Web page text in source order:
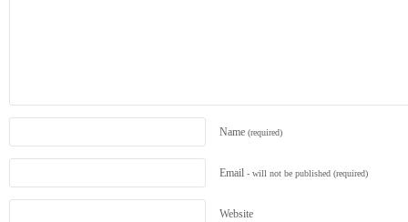
Name (required)
Email - will not be published (required)
Website